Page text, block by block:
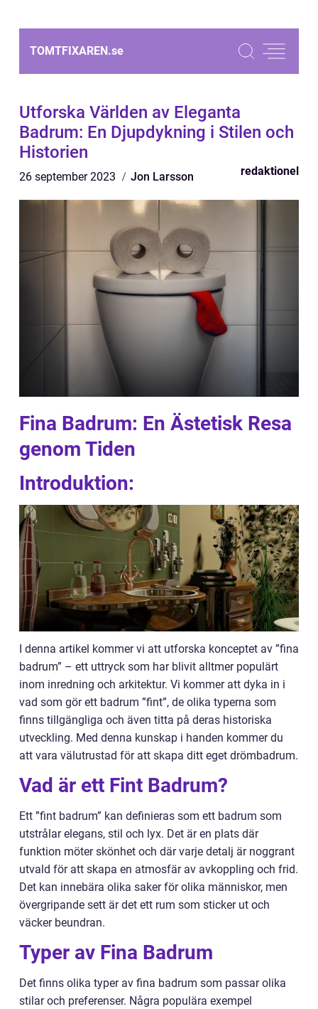
TOMTFIXAREN.se
Utforska Världen av Eleganta
Badrum: En Djupdykning i Stilen och
Historien
26 september 2023 Jon Larsson redaktionel
Fina Badrum: En Ästetisk Resa
genom Tiden
Introduktion:
I denna artikel kommer vi att utforska konceptet av ”fina
badrum” – ett uttryck som har blivit alltmer populärt
inom inredning och arkitektur. Vi kommer att dyka in i
vad som gör ett badrum ”fint”, de olika typerna som
finns tillgängliga och även titta på deras historiska
utveckling. Med denna kunskap i handen kommer du
att vara välutrustad för att skapa ditt eget drömbadrum.
Vad är ett Fint Badrum?
Ett ”fint badrum” kan definieras som ett badrum som
utstrålar elegans, stil och lyx. Det är en plats där
funktion möter skönhet och där varje detalj är noggrant
utvald för att skapa en atmosfär av avkoppling och frid.
Det kan innebära olika saker för olika människor, men
övergripande sett är det ett rum som sticker ut och
väcker beundran.
Typer av Fina Badrum
Det finns olika typer av fina badrum som passar olika
stilar och preferenser. Några populära exempel